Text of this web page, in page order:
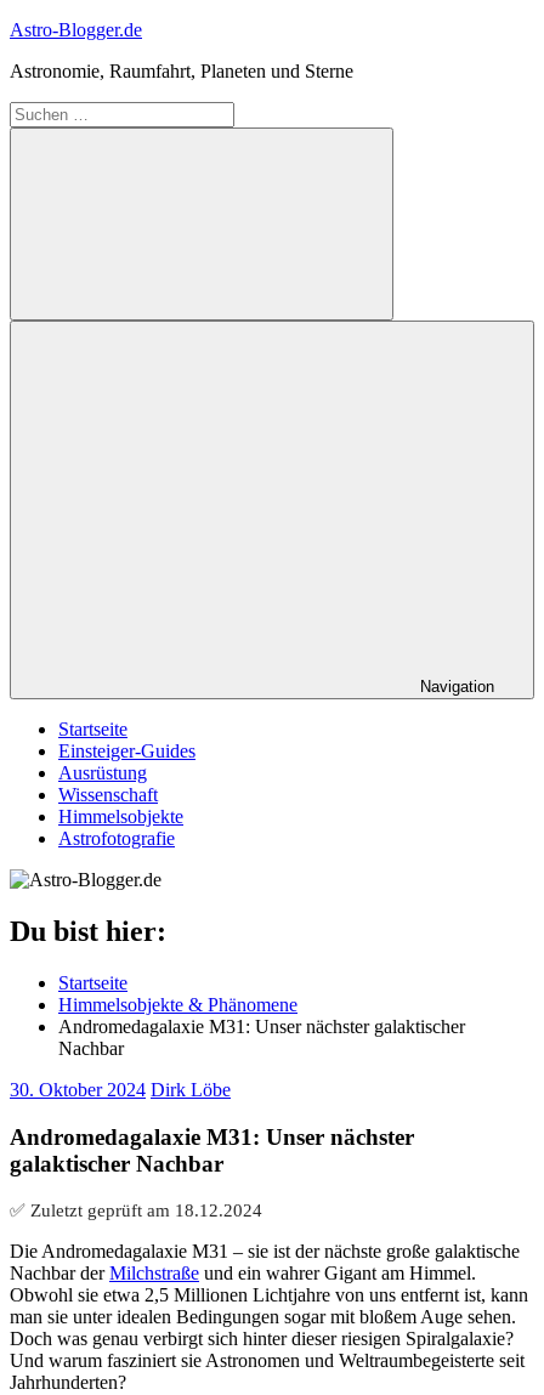
Zum
springen
Astro-Blogger.de
Astronomie, Raumfahrt, Planeten und Sterne
Suchen
nach:
Suchen
Navigation
Startseite
Einsteiger-Guides
Ausrüstung
Wissenschaft
Himmelsobjekte
Astrofotografie
Du bist hier:
Startseite
Himmelsobjekte & Phänomene
Andromedagalaxie M31: Unser nächster galaktischer
Nachbar
30. Oktober 2024 Dirk Löbe
Andromedagalaxie M31: Unser nächster
galaktischer Nachbar
✅ Zuletzt geprüft am 18.12.2024
Die Andromedagalaxie M31 – sie ist der nächste große galaktische
Nachbar derMilchstraße und ein wahrer Gigant am Himmel.
Obwohl sie etwa 2,5 Millionen Lichtjahre von uns entfernt ist, kann
man sie unter idealen Bedingungen sogar mit bloßem Auge sehen.
Doch was genau verbirgt sich hinter dieser riesigen Spiralgalaxie?
Und warum fasziniert sie Astronomen und Weltraumbegeisterte seit
Jahrhunderten?